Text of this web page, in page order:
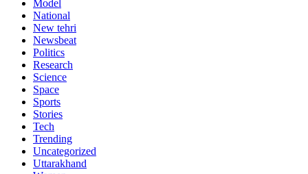
Model
National
New tehri
Newsbeat
Politics
Research
Science
Space
Sports
Stories
Tech
Trending
Uncategorized
Uttarakhand